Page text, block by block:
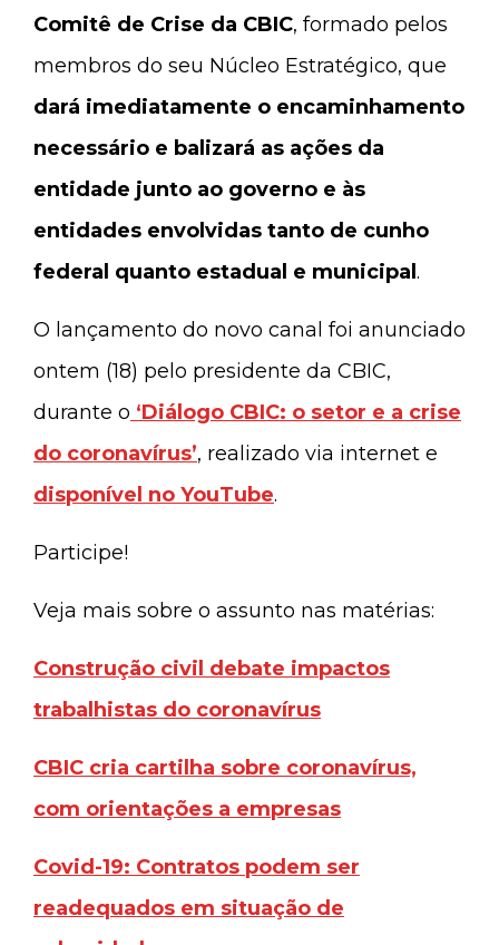
Comitê de Crise da CBIC, formado pelos
membros do seu Núcleo Estratégico, que
dará imediatamente o encaminhamento
necessário e balizará as ações da
entidade junto ao governo e às
entidades envolvidas tanto de cunho
federal quanto estadual e municipal .
O lançamento do novo canal foi anunciado
ontem (18) pelo presidente da CBIC,
durante o ‘Diálogo CBIC: o setor e a crise
do coronavírus’, realizado via internet e
disponível no YouTube.
Participe!
Veja mais sobre o assunto nas matérias:
Construção civil debate impactos
trabalhistas do coronavírus
CBIC cria cartilha sobre coronavírus,
com orientações a empresas
Covid-19: Contratos podem ser
readequados em situação de